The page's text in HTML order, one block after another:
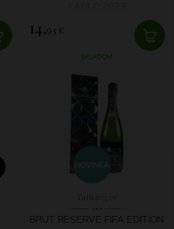
14,93 €
SKLADOM
BRUT RESERVE FIFA EDITION